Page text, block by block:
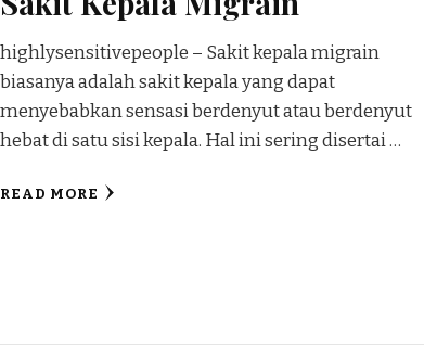
highlysensitivepeople – Sakit kepala migrain
biasanya adalah sakit kepala yang dapat
menyebabkan sensasi berdenyut atau berdenyut
hebat di satu sisi kepala. Hal ini sering disertai …
READ MORE